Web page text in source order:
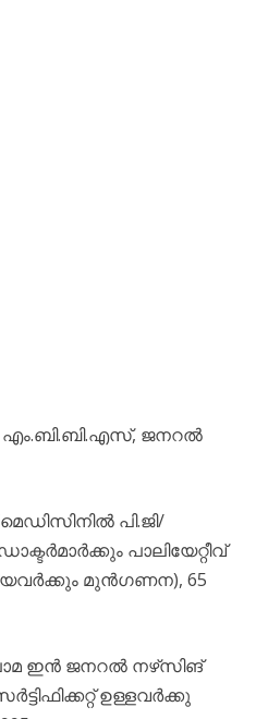
എം.ബി.ബി.എസ്, ജനറൽ
പി.ജി/
പാലിയേറ്റീവ്
മുൻഗണന), 65
ഇൻ ജനറൽ നഴ്‌സിങ്
ഉള്ളവർക്കു